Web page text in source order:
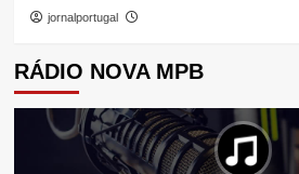
jornalportugal
RÁDIO NOVA MPB